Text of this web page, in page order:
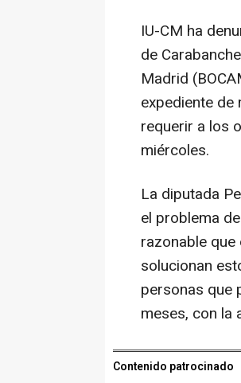
IU-CM ha
de
Madrid
expediente
requerir a los
miércoles.
La diputada
el problema
razonable
solucionan
personas que
meses, con la
Contenido patrocinado